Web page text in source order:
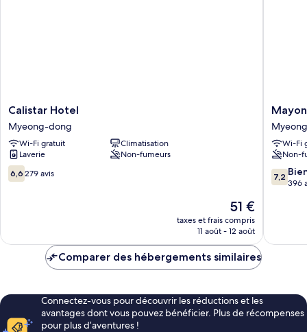
Calistar
Hotel
Myeong-
dong
Calistar Hotel
Myeong-dong
Wi-Fi gratuit
Climatisation
Laverie
Non-fumeurs
6.6
sur
6,6 279 avis
Le
nouveau
prix
de
51 €
taxes et frais compris
11 août - 12 août
Mayone
Hotel
dong
Wi-Fi
Non-
7.2
sur
7,2
396
Comparer des hébergements similaires
Connectez-vous pour découvrir les réductions et les
avantages dont vous pouvez bénéficier. Plus de récompenses
pour plus d’aventures !